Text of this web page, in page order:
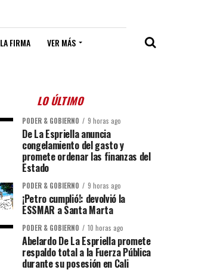
LA FIRMA VER MÁS
LO ÚLTIMO
PODER & GOBIERNO 9 horas ago
De La Espriella anuncia
congelamiento del gasto y
promete ordenar las finanzas del
Estado
PODER & GOBIERNO 9 horas ago
¡Petro cumplió!: devolvió la
ESSMAR a Santa Marta
PODER & GOBIERNO 10 horas ago
Abelardo De La Espriella promete
respaldo total a la Fuerza Pública
durante su posesión en Cali